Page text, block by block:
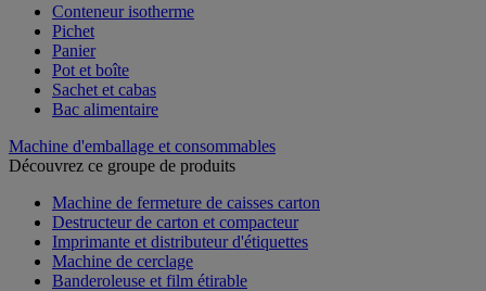
Conteneur isotherme
Pichet
Panier
Pot et boîte
Sachet et cabas
Bac alimentaire
Machine d'emballage et consommables
Découvrez ce groupe de produits
Machine de fermeture de caisses carton
Destructeur de carton et compacteur
Imprimante et distributeur d'étiquettes
Machine de cerclage
Banderoleuse et film étirable